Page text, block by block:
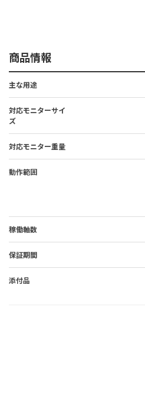
商品情報
主な用途
対応モニターサイ
ズ
対応モニター重量
動作範囲
稼働軸数
保証期間
添付品